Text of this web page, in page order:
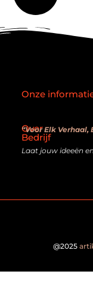
Over
Bedrijf
“Voor Elk Verhaal,
Laat jouw ideeën
Onze
@2025